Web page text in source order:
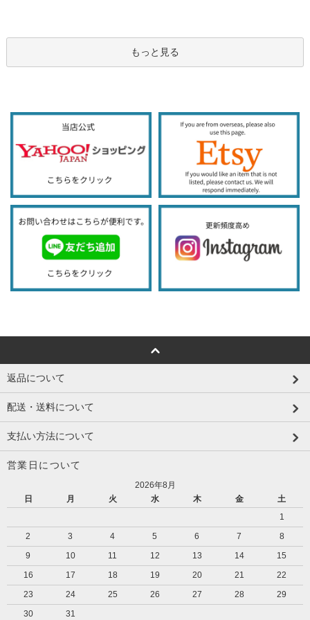
もっと見る
返品について
配送・送料について
支払い方法について
営業日について
2026年8月
日
月 火 水 木 金
土
1
2
3 4 5 6 7
8
9
10 11 12 13 14
15
16
17 18 19 20 21
22
23
24 25 26 27 28
29
30
31